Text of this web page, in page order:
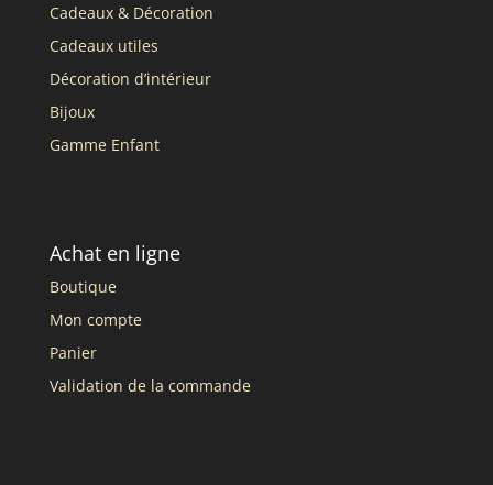
Cadeaux & Décoration
Cadeaux utiles
Décoration d’intérieur
Bijoux
Gamme Enfant
Achat en ligne
Boutique
Mon compte
Panier
Validation de la commande